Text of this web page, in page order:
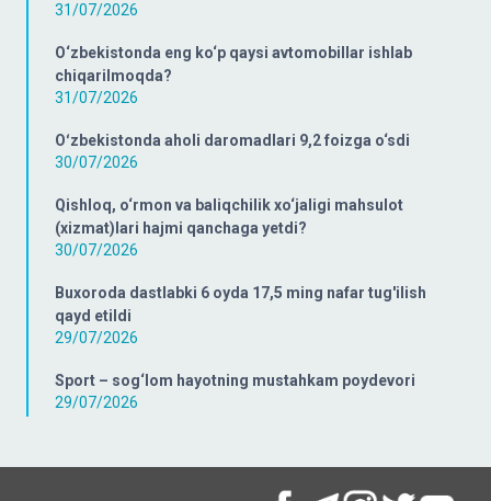
31/07/2026
O‘zbekistonda eng ko‘p qaysi avtomobillar ishlab
chiqarilmoqda?
31/07/2026
Oʻzbekistonda aholi daromadlari 9,2 foizga o‘sdi
30/07/2026
Qishloq, o‘rmon va baliqchilik xo‘jaligi mahsulot
(xizmat)lari hajmi qanchaga yetdi?
30/07/2026
Buxoroda dastlabki 6 oyda 17,5 ming nafar tug'ilish
qayd etildi
29/07/2026
Sport – sog‘lom hayotning mustahkam poydevori
29/07/2026